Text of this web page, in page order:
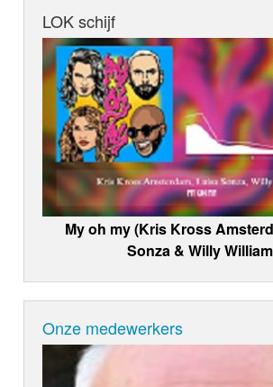
LOK schijf
My oh my (Kris Kross
Sonza & Willy
Onze medewerkers